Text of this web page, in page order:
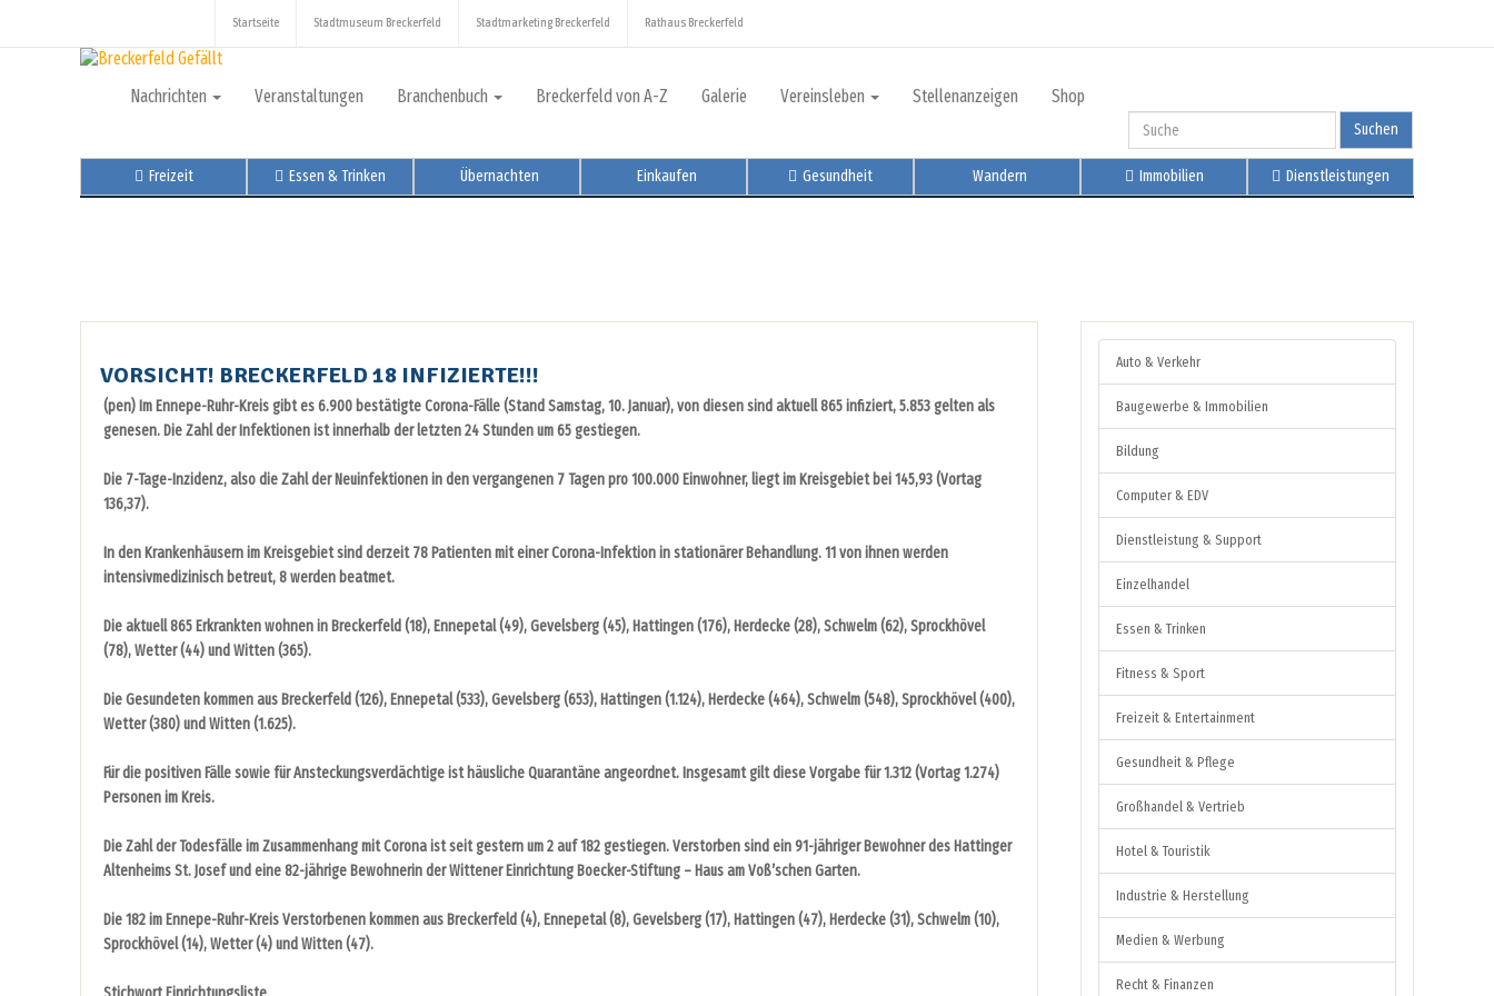
Startseite Stadtmuseum Breckerfeld Stadtmarketing Breckerfeld Rathaus Breckerfeld
Nachrichten Veranstaltungen Branchenbuch Breckerfeld von A-Z Galerie Vereinsleben Stellenanzeigen Shop
Suchen
Freizeit Essen & Trinken Übernachten Einkaufen Gesundheit Wandern Immobilien Dienstleistungen
VORSICHT! BRECKERFELD 18 INFIZIERTE!!!
(pen) Im Ennepe-Ruhr-Kreis gibt es 6.900 bestätigte Corona-Fälle (Stand Samstag, 10. Januar), von diesen sind aktuell 865 infiziert, 5.853 gelten als
genesen. Die Zahl der Infektionen ist innerhalb der letzten 24 Stunden um 65 gestiegen.
Die 7-Tage-Inzidenz, also die Zahl der Neuinfektionen in den vergangenen 7 Tagen pro 100.000 Einwohner, liegt im Kreisgebiet bei 145,93 (Vortag
136,37).
In den Krankenhäusern im Kreisgebiet sind derzeit 78 Patienten mit einer Corona-Infektion in stationärer Behandlung. 11 von ihnen werden
intensivmedizinisch betreut, 8 werden beatmet.
Die aktuell 865 Erkrankten wohnen in Breckerfeld (18), Ennepetal (49), Gevelsberg (45), Hattingen (176), Herdecke (28), Schwelm (62), Sprockhövel
(78), Wetter (44) und Witten (365).
Die Gesundeten kommen aus Breckerfeld (126), Ennepetal (533), Gevelsberg (653), Hattingen (1.124), Herdecke (464), Schwelm (548), Sprockhövel (400),
Wetter (380) und Witten (1.625).
Für die positiven Fälle sowie für Ansteckungsverdächtige ist häusliche Quarantäne angeordnet. Insgesamt gilt diese Vorgabe für 1.312 (Vortag 1.274)
Personen im Kreis.
Die Zahl der Todesfälle im Zusammenhang mit Corona ist seit gestern um 2 auf 182 gestiegen. Verstorben sind ein 91-jähriger Bewohner des Hattinger
Altenheims St. Josef und eine 82-jährige Bewohnerin der Wittener Einrichtung Boecker-Stiftung – Haus am Voß’schen Garten.
Die 182 im Ennepe-Ruhr-Kreis Verstorbenen kommen aus Breckerfeld (4), Ennepetal (8), Gevelsberg (17), Hattingen (47), Herdecke (31), Schwelm (10),
Sprockhövel (14), Wetter (4) und Witten (47).
Auto & Verkehr
Baugewerbe & Immobilien
Bildung
Computer & EDV
Dienstleistung & Support
Einzelhandel
Essen & Trinken
Fitness & Sport
Freizeit & Entertainment
Gesundheit & Pflege
Großhandel & Vertrieb
Hotel & Touristik
Industrie & Herstellung
Medien & Werbung
Recht & Finanzen